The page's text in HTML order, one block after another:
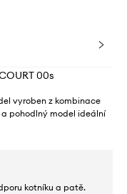
00s
vyroben z kombinace
pohodlný model ideální
kotníku a patě.